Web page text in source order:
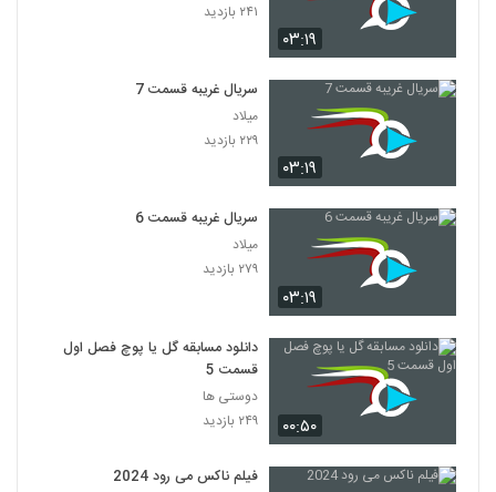
۰۳:۱۹
۲۴۱ بازدید
۰۳:۱۹
سریال غریبه قسمت 7
میلاد
۲۲۹ بازدید
۰۳:۱۹
سریال غریبه قسمت 6
میلاد
۲۷۹ بازدید
۰۰:۵۰
دانلود مسابقه گل یا پوچ فصل اول
قسمت 5
دوستی ها
۲۴۹ بازدید
فیلم ناکس می رود 2024